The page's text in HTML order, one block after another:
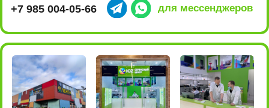
ул. Люблинская, 169 к2
(ТРЦ МариЭль)
ПОДРОБНЕЕ
м.Марьино
ПОСТРОИТЬ МАРШРУТ
10:00 - 22:00